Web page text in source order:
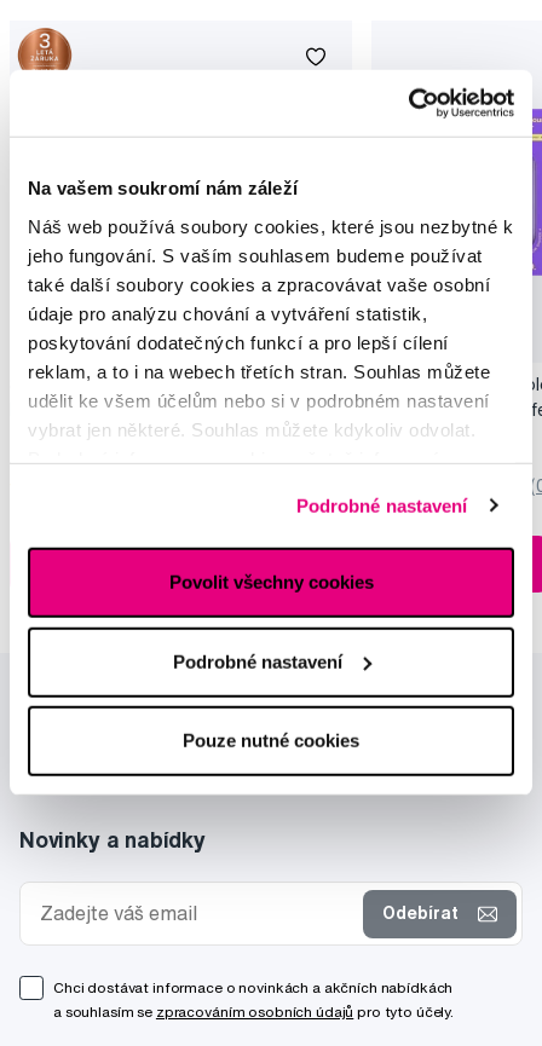
Na vašem soukromí nám záleží
Náš web používá soubory cookies, které jsou nezbytné k
jeho fungování. S vaším souhlasem budeme používat
také další soubory cookies a zpracovávat vaše osobní
údaje pro analýzu chování a vytváření statistik,
poskytování dodatečných funkcí a pro lepší cílení
reklam, a to i na webech třetích stran. Souhlas můžete
udělit ke všem účelům nebo si v podrobném nastavení
vybrat jen některé. Souhlas můžete kdykoliv odvolat.
Podrobné nastavení
Povolit všechny cookies
Podrobné nastavení
Pouze nutné cookies
Akce
SMILLE Sonic Brush - Prémiový sonický
kartáček s kónickými vlákny SANGI, bílý
3 699 Kč
13 prodejnách
Novinka
Pop Instant Teeth
pro okamžitý bělicí
259 Kč
Novinky a nabídky
Odebírat
Chci dostávat informace o novinkách a akčních nabídkách
a souhlasím se zpracováním osobních údajů pro tyto účely.